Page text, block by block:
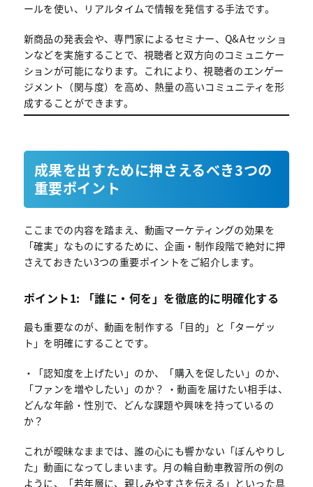
ールを使い、リアルタイムで情報を発信する手法です。
新商品の発表会や、専門家によるセミナー、Q&Aセッショ
ンなどを実施することで、視聴者と双方向のコミュニケー
ションが可能になります。これにより、視聴者のエンゲー
ジメント（関与度）を高め、熱量の高いコミュニティを形
成することができます。
成果を出すために押さえるべき3つの
重要ポイント
ここまでの内容を踏まえ、動画マーケティングの効果を
「確実」なものにするために、企画・制作段階で絶対に押
さえておきたい3つの重要ポイントをご紹介します。
ポイント1: 「誰に・何を」を徹底的に明確化する
最も重要なのが、動画を制作する「目的」と「ターゲッ
ト」を明確にすることです。
・「認知度を上げたい」のか、「購入を促したい」のか、
「ファンを増やしたい」のか？ ・動画を届けたい相手は、
どんな年齢・性別で、どんな課題や興味を持っているの
か？
これが曖昧なままでは、誰の心にも響かない「ぼんやりし
た」動画になってしまいます。月の輪自動車教習所の例の
ように、「若年層に、親しみやすさを伝える」といった具